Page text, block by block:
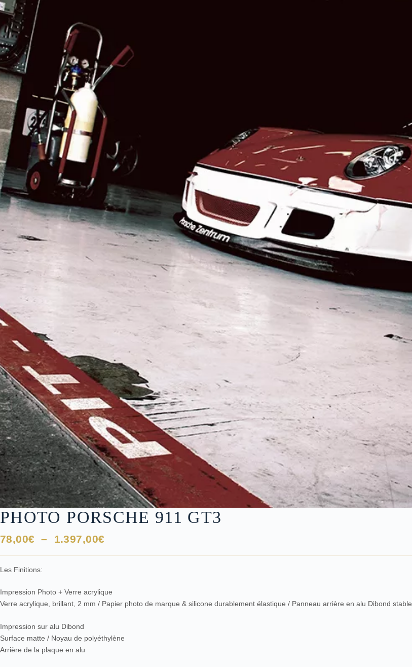
PHOTO PORSCHE 911 GT3
78,00€ – 1.397,00€Plage
1.397,00€
Les Finitions:
Impression Photo + Verre acrylique
Verre acrylique, brillant, 2 mm / Papier photo de marque & silicone durablement élastique / Panneau arrière en alu Dibond stable
Impression sur alu Dibond
Surface matte / Noyau de polyéthylène
Arrière de la plaque en alu